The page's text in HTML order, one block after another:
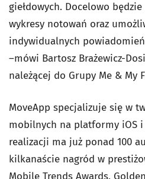
giełdowych. Docelowo
wykresy notowań oraz
indywidualnych
–mówi Bartosz Brażewicz-
należącej do Grupy Me & My
MoveApp specjalizuje się w
mobilnych na platformy iOS
realizacji ma już ponad 100
kilkanaście nagród w
Mobile Trends Awards,